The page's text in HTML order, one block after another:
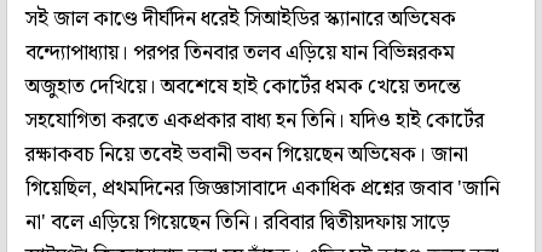
সই জাল কাণ্ডে দীর্ঘদিন ধরেই সিআইডির স্ক্যানারে অভিষেক
বন্দ্যোপাধ্যায়। পরপর তিনবার তলব এড়িয়ে যান বিভিন্নরকম
অজুহাত দেখিয়ে। অবশেষে হাই কোর্টের ধমক খেয়ে তদন্তে
সহযোগিতা করতে একপ্রকার বাধ্য হন তিনি। যদিও হাই কোর্টের
রক্ষাকবচ নিয়ে তবেই ভবানী ভবন গিয়েছেন অভিষেক। জানা
গিয়েছিল, প্রথমদিনের জিজ্ঞাসাবাদে একাধিক প্রশ্নের জবাব 'জানি
না' বলে এড়িয়ে গিয়েছেন তিনি। রবিবার দ্বিতীয়দফায় সাড়ে